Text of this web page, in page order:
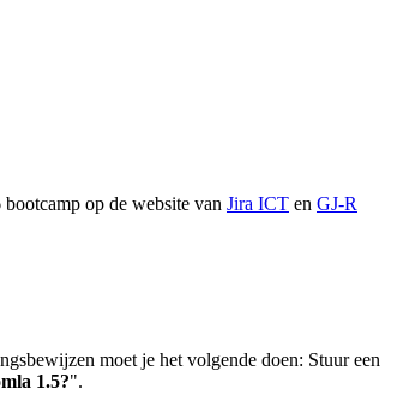
op de website van Jira ICT en GJ-R
moet je het volgende doen: Stuur een
1.5?".